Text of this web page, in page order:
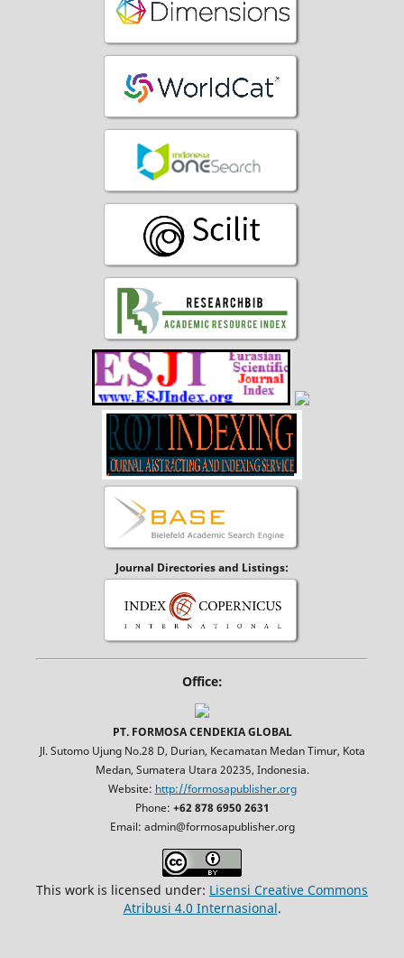
Journal Directories and Listings:
Office:
PT. FORMOSA CENDEKIA GLOBAL
Jl. Sutomo Ujung No.28 D, Durian, Kecamatan Medan Timur, Kota
Medan, Sumatera Utara 20235, Indonesia.
Website: http://formosapublisher.org
Phone: +62 878 6950 2631
Email: admin@formosapublisher.org
This work is licensed under: Lisensi Creative Commons
Atribusi 4.0 Internasional.